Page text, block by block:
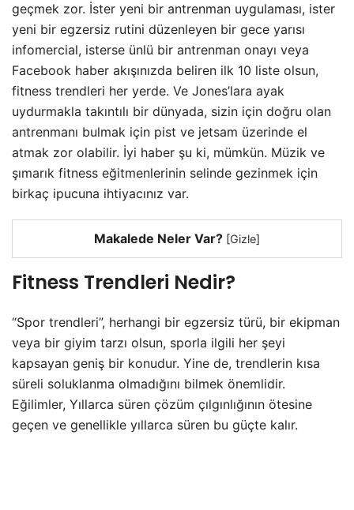
geçmek zor. İster yeni bir antrenman uygulaması, ister
yeni bir egzersiz rutini düzenleyen bir gece yarısı
infomercial, isterse ünlü bir antrenman onayı veya
Facebook haber akışınızda beliren ilk 10 liste olsun,
fitness trendleri her yerde. Ve Jones’lara ayak
uydurmakla takıntılı bir dünyada, sizin için doğru olan
antrenmanı bulmak için pist ve jetsam üzerinde el
atmak zor olabilir. İyi haber şu ki, mümkün. Müzik ve
şımarık fitness eğitmenlerinin selinde gezinmek için
birkaç ipucuna ihtiyacınız var.
Makalede Neler Var? [Gizle]
Fitness Trendleri Nedir?
“Spor trendleri”, herhangi bir egzersiz türü, bir ekipman
veya bir giyim tarzı olsun, sporla ilgili her şeyi
kapsayan geniş bir konudur. Yine de, trendlerin kısa
süreli soluklanma olmadığını bilmek önemlidir.
Eğilimler, Yıllarca süren çözüm çılgınlığının ötesine
geçen ve genellikle yıllarca süren bu güçte kalır.